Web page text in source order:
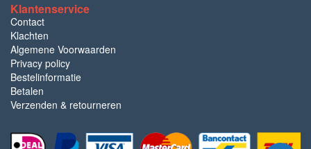
Klantenservice
Contact
Klachten
Algemene Voorwaarden
Privacy policy
Bestelinformatie
Betalen
Verzenden & retourneren